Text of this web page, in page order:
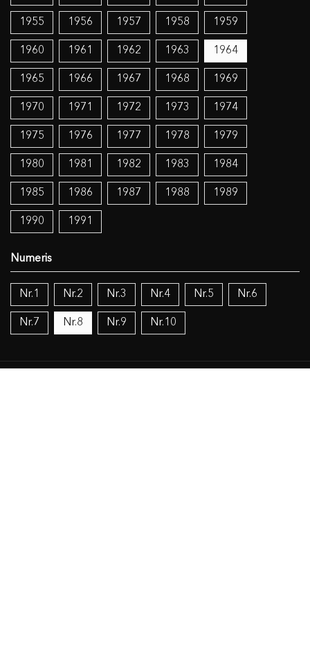
1955 1956 1957 1958 1959
1960 1961 1962 1963 1964
1965 1966 1967 1968 1969
1970 1971 1972 1973 1974
1975 1976 1977 1978 1979
1980 1981 1982 1983 1984
1985 1986 1987 1988 1989
1990 1991
Nr.1 Nr.2 Nr.3 Nr.4 Nr.5 Nr.6
Nr.7 Nr.8 Nr.9 Nr.10